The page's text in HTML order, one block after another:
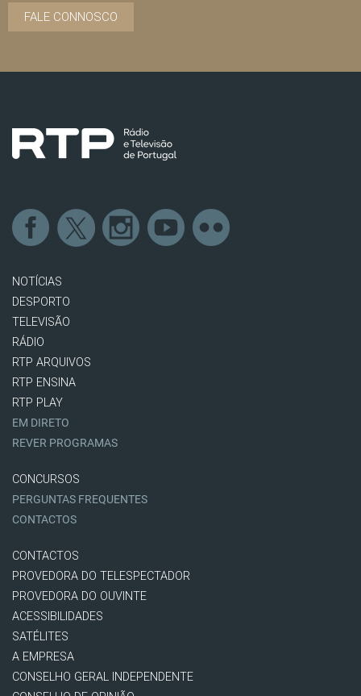
FALE CONNOSCO
NOTÍCIAS
DESPORTO
TELEVISÃO
RÁDIO
RTP ARQUIVOS
RTP ENSINA
RTP PLAY
EM DIRETO
REVER PROGRAMAS
CONCURSOS
PERGUNTAS FREQUENTES
CONTACTOS
CONTACTOS
PROVEDORA DO TELESPECTADOR
PROVEDORA DO OUVINTE
ACESSIBILIDADES
SATÉLITES
A EMPRESA
CONSELHO GERAL INDEPENDENTE